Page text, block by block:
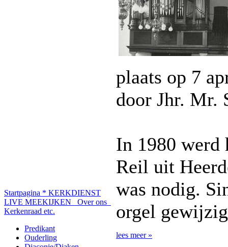
Startpagina * KERKDIENST
LIVE MEEKIJKEN
Over ons
Kerkenraad etc.
Predikant
Ouderling
plaats op 7
door Jhr. Mr.
In 1980 werd
Reil uit
was nodig.
orgel
lees meer »